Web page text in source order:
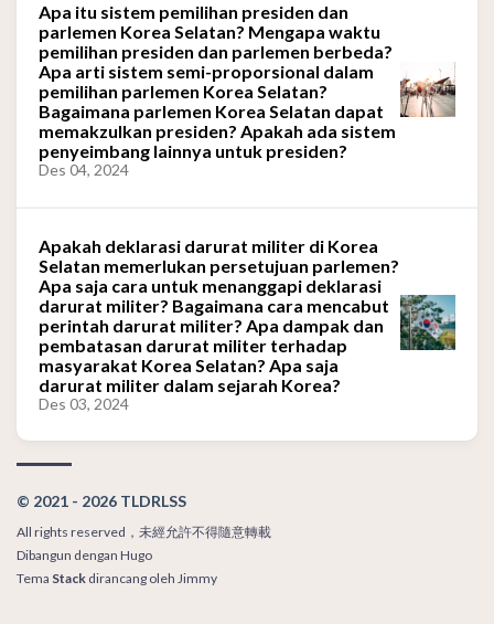
Apa itu sistem pemilihan presiden dan
parlemen Korea Selatan? Mengapa waktu
pemilihan presiden dan parlemen berbeda?
Apa arti sistem semi-proporsional dalam
pemilihan parlemen Korea Selatan?
Bagaimana parlemen Korea Selatan dapat
memakzulkan presiden? Apakah ada sistem
penyeimbang lainnya untuk presiden?
Des 04, 2024
Apakah deklarasi darurat militer di Korea
Selatan memerlukan persetujuan parlemen?
Apa saja cara untuk menanggapi deklarasi
darurat militer? Bagaimana cara mencabut
perintah darurat militer? Apa dampak dan
pembatasan darurat militer terhadap
masyarakat Korea Selatan? Apa saja
darurat militer dalam sejarah Korea?
Des 03, 2024
© 2021 - 2026 TLDRLSS
All rights reserved，未經允許不得隨意轉載
Dibangun dengan Hugo
Tema Stack dirancang oleh Jimmy